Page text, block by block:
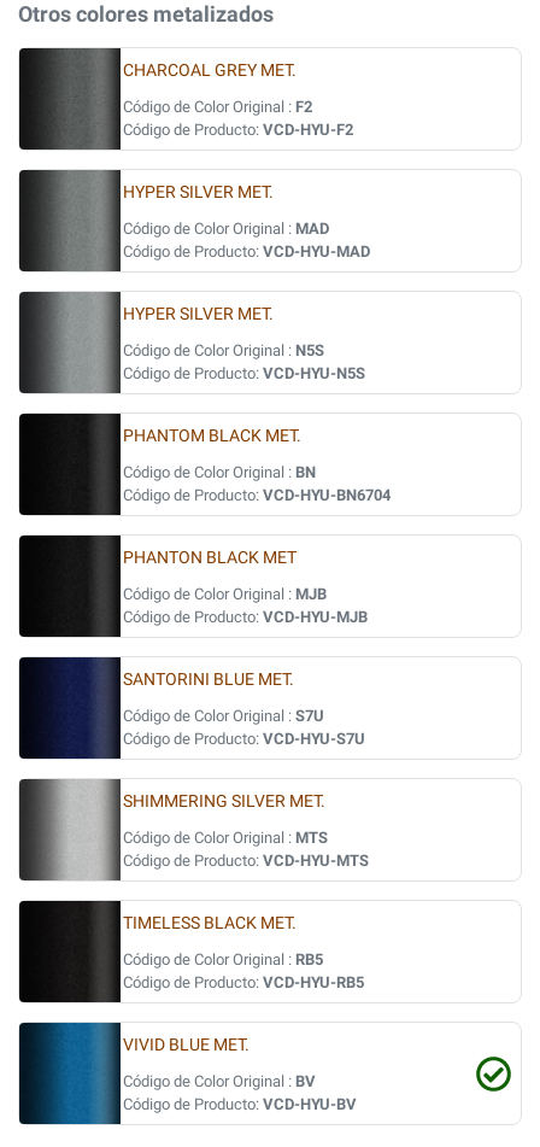
Otros colores metalizados
CHARCOAL GREY MET.
Código de Color Original : F2
Código de Producto: VCD-HYU-F2
HYPER SILVER MET.
Código de Color Original : MAD
Código de Producto: VCD-HYU-MAD
HYPER SILVER MET.
Código de Color Original : N5S
Código de Producto: VCD-HYU-N5S
PHANTOM BLACK MET.
Código de Color Original : BN
Código de Producto: VCD-HYU-BN6704
PHANTON BLACK MET
Código de Color Original : MJB
Código de Producto: VCD-HYU-MJB
SANTORINI BLUE MET.
Código de Color Original : S7U
Código de Producto: VCD-HYU-S7U
SHIMMERING SILVER MET.
Código de Color Original : MTS
Código de Producto: VCD-HYU-MTS
TIMELESS BLACK MET.
Código de Color Original : RB5
Código de Producto: VCD-HYU-RB5
VIVID BLUE MET.
Código de Color Original : BV
Código de Producto: VCD-HYU-BV